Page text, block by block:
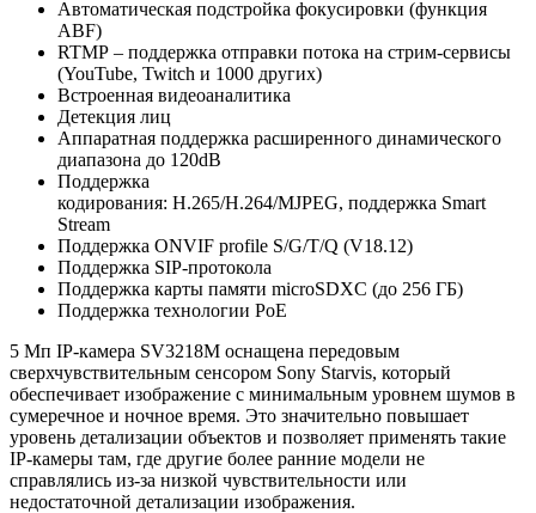
Автоматическая подстройка фокусировки (функция
ABF)
RTMP – поддержка отправки потока на стрим-сервисы
(YouTube, Twitch и 1000 других)
Встроенная видеоаналитика
Детекция лиц
Аппаратная поддержка расширенного динамического
диапазона до 120dB
Поддержка
кодирования: H.265/H.264/MJPEG, поддержка Smart
Stream
Поддержка ONVIF profile S/G/T/Q (V18.12)
Поддержка SIP-протокола
Поддержка карты памяти microSDXC (до 256 ГБ)
Поддержка технологии PoE
5 Мп IP-камера SV3218M оснащена передовым
сверхчувствительным сенсором Sony Starvis, который
обеспечивает изображение с минимальным уровнем шумов в
сумеречное и ночное время. Это значительно повышает
уровень детализации объектов и позволяет применять такие
IP-камеры там, где другие более ранние модели не
справлялись из-за низкой чувствительности или
недостаточной детализации изображения.